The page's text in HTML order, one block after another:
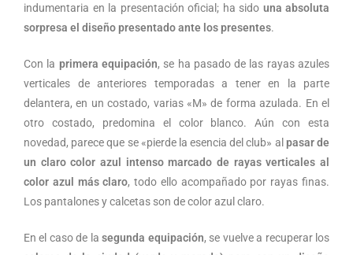
indumentaria en la presentación oficial; ha sido una absoluta
sorpresa el diseño presentado ante los presentes.
Con la primera equipación, se ha pasado de las rayas azules
verticales de anteriores temporadas a tener en la parte
delantera, en un costado, varias «M» de forma azulada. En el
otro costado, predomina el color blanco. Aún con esta
novedad, parece que se «pierde la esencia del club» al pasar de
un claro color azul intenso marcado de rayas verticales al
color azul más claro, todo ello acompañado por rayas finas.
Los pantalones y calcetas son de color azul claro.
En el caso de la segunda equipación, se vuelve a recuperar los